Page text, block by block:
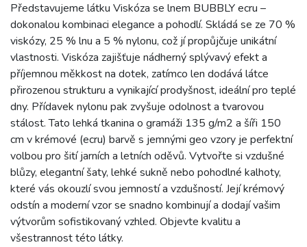
Představujeme látku Viskóza se lnem BUBBLY ecru –
dokonalou kombinaci elegance a pohodlí. Skládá se ze 70 %
viskózy, 25 % lnu a 5 % nylonu, což jí propůjčuje unikátní
vlastnosti. Viskóza zajišťuje nádherný splývavý efekt a
příjemnou měkkost na dotek, zatímco len dodává látce
přirozenou strukturu a vynikající prodyšnost, ideální pro teplé
dny. Přídavek nylonu pak zvyšuje odolnost a tvarovou
stálost. Tato lehká tkanina o gramáži 135 g/m2 a šíři 150
cm v krémové (ecru) barvě s jemnými geo vzory je perfektní
volbou pro šití jarních a letních oděvů. Vytvořte si vzdušné
blůzy, elegantní šaty, lehké sukně nebo pohodlné kalhoty,
které vás okouzlí svou jemností a vzdušností. Její krémový
odstín a moderní vzor se snadno kombinují a dodají vašim
výtvorům sofistikovaný vzhled. Objevte kvalitu a
všestrannost této látky.